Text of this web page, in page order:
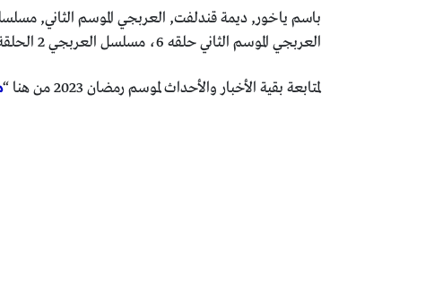
العربجي الموسم الثاني حلقه 6، مسلسل العربجي 2 الحلقة 6 ، العربجي موقع بريستيج
لمتابعة بقية الأخبار والأحداث لموسم رمضان 2023 من هنا “